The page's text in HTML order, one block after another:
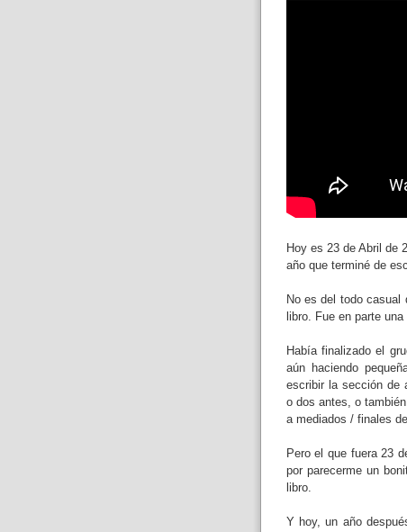
Hoy es 23 de Abril de
año que terminé de
No es del todo casual
libro. Fue en parte
Había finalizado el
aún haciendo
escribir la sección de
o dos antes, o
a mediados / finales de
Pero el que fuera 23
por parecerme un
libro.
Y hoy, un año